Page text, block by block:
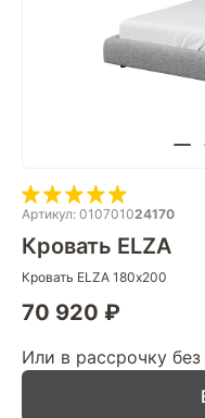
Артикул: 010701024170
Кровать ELZA
Кровать ELZA 180х200
70 920 ₽
Или в рассрочку без